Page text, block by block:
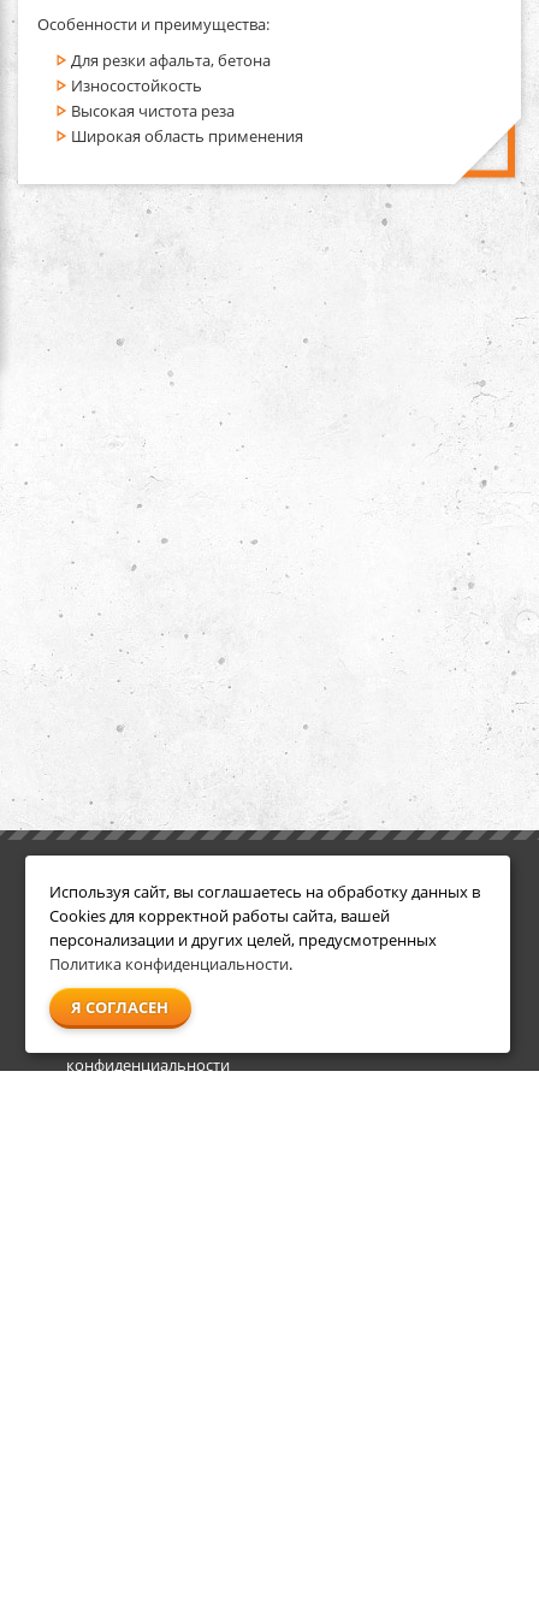
Особенности и преимущества:
Для резки афальта, бетона
Износостойкость
Высокая чистота реза
Широкая область применения
Условия возврата
О компании
Доставка
Оплата
Гарантия и сервис
конфиденциальности
Акции
Используя сайт, вы соглашаетесь на обработку данных в
Cookies для корректной работы сайта, вашей
персонализации и других целей, предусмотренных
Политика конфиденциальности.
Я СОГЛАСЕН